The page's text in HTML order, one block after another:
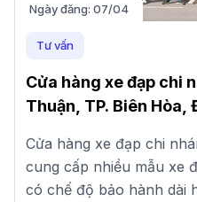
Ngày đăng: 07/04
Tư vấn
Cửa hàng xe đạp chi
Thuận, TP. Biên Hòa,
Cửa hàng xe đạp chi
cung cấp nhiều mẫu xe
có chế độ bảo hành dài